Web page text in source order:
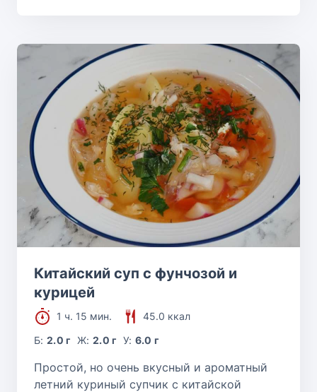
Китайский суп с фунчозой и
курицей
1 ч. 15 мин.
45.0 ккал
Б:2.0 г Ж: 2.0 г У: 6.0 г
Простой, но очень вкусный и ароматный
летний куриный супчик с китайской